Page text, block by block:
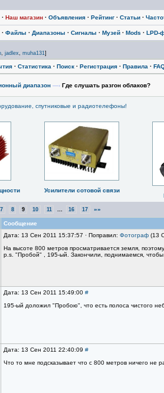
· Наш магазин · Объявления · Рейтинг · Статьи ·
· Файлы · Диапазоны · Сигналы · Музей · Mods · LPD-
, jadlex, muha131]
· Статистика · Поиск · Регистрация · Правила ·
диапазон —› Где слушать разгон облаков?
спутниковые и радиотелефоны!
Усилители сотовой связи
7 8 9 10 11 16 17 »»
Сообщение
Дата: 13 Сен 2011 15:37:57 · Поправил: Фотограф (13
На высоте 800 метров просматривается земля,
p.s. "Пробой" , 195-ый. Закончили, поднимаемся, чтобы
Дата: 13 Сен 2011 15:49:00 #
195-ый доложил "Пробою", что есть полоса чистого
Дата: 13 Сен 2011 22:40:09 #
Что то мне подсказывает что с 800 метров ничего не